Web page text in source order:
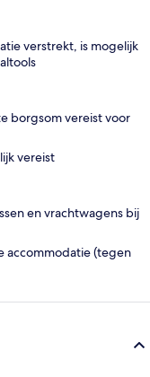
verstrekt, is mogelijk
borgsom vereist voor
vereist
en vrachtwagens bij
accommodatie (tegen